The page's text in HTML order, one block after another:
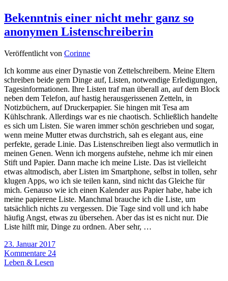
Bekenntnis einer nicht mehr ganz so
anonymen Listenschreiberin
Veröffentlicht von Corinne
Ich komme aus einer Dynastie von Zettelschreibern. Meine Eltern
schreiben beide gern Dinge auf, Listen, notwendige Erledigungen,
Tagesinformationen. Ihre Listen traf man überall an, auf dem Block
neben dem Telefon, auf hastig herausgerissenen Zetteln, in
Notizbüchern, auf Druckerpapier. Sie hingen mit Tesa am
Kühlschrank. Allerdings war es nie chaotisch. Schließlich handelte
es sich um Listen. Sie waren immer schön geschrieben und sogar,
wenn meine Mutter etwas durchstrich, sah es elegant aus, eine
perfekte, gerade Linie. Das Listenschreiben liegt also vermutlich in
meinen Genen. Wenn ich morgens aufstehe, nehme ich mir einen
Stift und Papier. Dann mache ich meine Liste. Das ist vielleicht
etwas altmodisch, aber Listen im Smartphone, selbst in tollen, sehr
klugen Apps, wo ich sie teilen kann, sind nicht das Gleiche für
mich. Genauso wie ich einen Kalender aus Papier habe, habe ich
meine papierene Liste. Manchmal brauche ich die Liste, um
tatsächlich nichts zu vergessen. Die Tage sind voll und ich habe
häufig Angst, etwas zu übersehen. Aber das ist es nicht nur. Die
Liste hilft mir, Dinge zu ordnen. Aber sehr, …
23. Januar 2017
Kommentare 24
Leben & Lesen